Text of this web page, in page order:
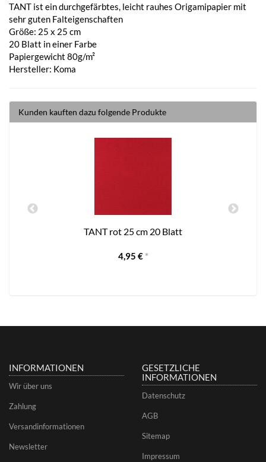
TANT ist ein durchgefärbtes, leicht rauhes Origamipapier mit
sehr guten Falteigenschaften
Größe: 25 x 25 cm
20 Blatt in einer Farbe
Papiergewicht 80g/m²
Hersteller: Koma
Kunden kauften dazu folgende Produkte
TANT rot 25 cm 20 Blatt
4,95 € *
INFORMATIONEN
Wir über uns
Zahlung
Versandinformationen
Newsletter
GESETZLICHE
INFORMATIONEN
Datenschutz
AGB
Sitemap
Impressum